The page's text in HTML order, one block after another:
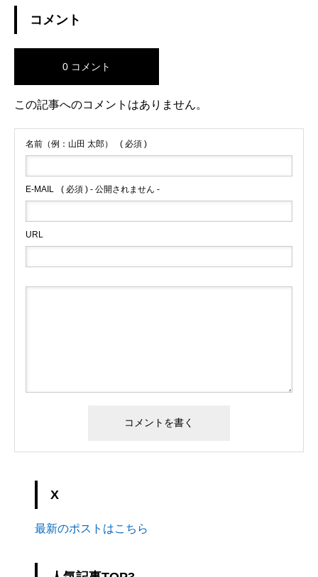
コメント
0 コメント
この記事へのコメントはありません。
名前（例：山田 太郎） ( 必須 )
E-MAIL ( 必須 ) - 公開されません -
URL
X
最新のポストはこちら